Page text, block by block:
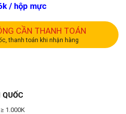
/ hộp mực
CẦN THANH TOÁN
thanh toán khi nhận hàng
1.000K